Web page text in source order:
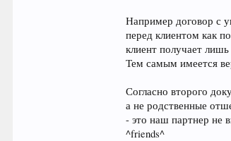
Например договор с
перед клиентом как
клиент получает
Тем самым имеется
Согласно второго
а не родственные
- это наш партнер не
^friends^